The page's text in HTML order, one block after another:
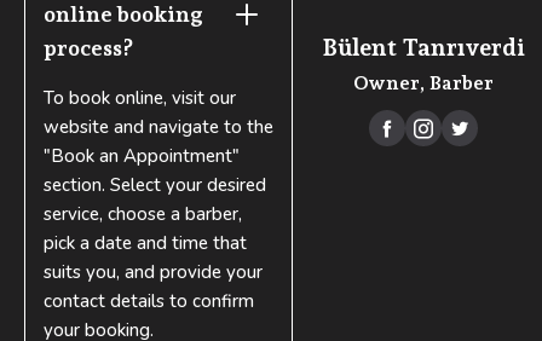
online booking
process?
To book online, visit our
website and navigate to the
"Book an Appointment"
section. Select your desired
service, choose a barber,
pick a date and time that
suits you, and provide your
contact details to confirm
your booking.
Bülent Tanrıverdi
Owner, Barber
  